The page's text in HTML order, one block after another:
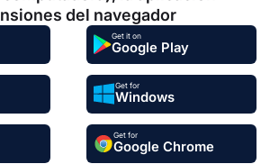
del navegador
Get it on
Google Play
Get for
Windows
Get for
Google Chrome